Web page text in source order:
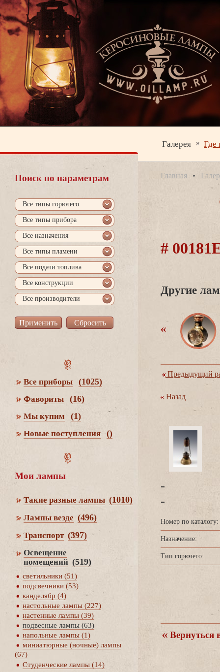
Галерея Где
Поиск по параметрам
се типы горючего
се типы прибора
се назначения
се типы пламени
се подачи топлива
се конструкции
се производители
се приборы (1025)
Фавориты (16)
Мы купим (1)
Новые поступления ()
Мои лампы
Такие разные лампы (1010)
Лампы везде (496)
Транспорт (397)
Освещение
помещений (519)
светильники (51)
подсвечники (53)
канделябр (4)
настольные лампы (227)
настенные лампы (39)
подвесные лампы (63)
напольные лампы (1)
миниатюрные (ночные) лампы
(67)
Студенческие лампы (14)
Главная
#
Другие
Предыдущий
Назад
-
-
Номер по каталогу:
Назначение:
Тип горючего:
ернуться